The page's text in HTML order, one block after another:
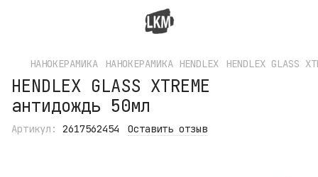
НАНОКЕРАМИКА НАНОКЕРАМИКА HENDLEX HENDLEX GLASS
HENDLEX GLASS XTREME
антидождь 50мл
Артикул: 2617562454 Оставить отзыв